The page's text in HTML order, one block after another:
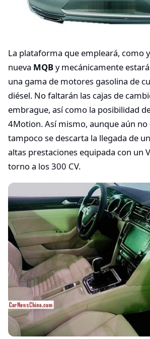
La plataforma que empleará, como
nueva MQBy mecánicamente
una gama de motores gasolina de
diésel. No faltarán las cajas de
embrague, así como la posibilidad
4Motion. Así mismo, aunque aún
tampoco se descarta la llegada de
altas prestaciones equipada con un
torno a los 300 CV.